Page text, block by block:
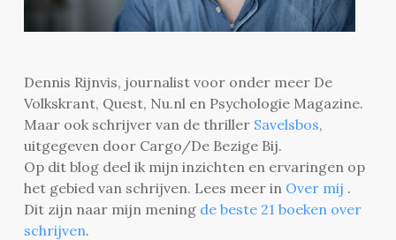
Dennis Rijnvis, journalist voor onder meer De
Volkskrant, Quest, Nu.nl en Psychologie Magazine.
Maar ook schrijver van de thriller Savelsbos,
uitgegeven door Cargo/De Bezige Bij.
Op dit blog deel ik mijn inzichten en ervaringen op
het gebied van schrijven. Lees meer in Over mij .
Dit zijn naar mijn mening de beste 21 boeken over
schrijven.